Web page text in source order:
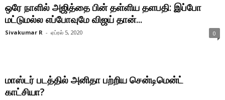
ஒரே நாளில் அஜித்தை பின் தள்ளிய தளபதி: இப்போ
மட்டுமல்ல எப்போவுமே விஜய் தான்...
Sivakumar R - ஏப்ரல் 5, 2020 0
மாஸ்டர் படத்தில் அனிதா பற்றிய சென்டிமென்ட்
காட்சியா?